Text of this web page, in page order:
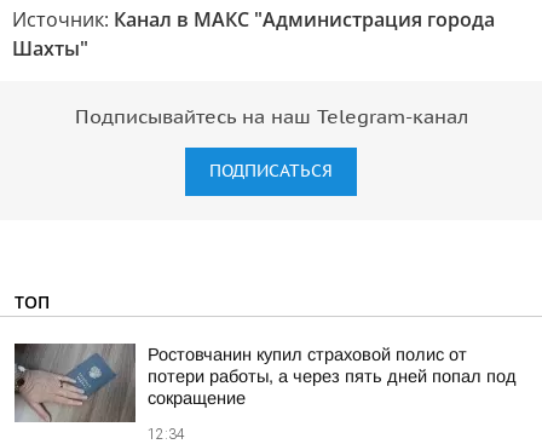
Источник: Канал в МАКС "Администрация города
Шахты"
Подписывайтесь на наш Telegram-канал
ПОДПИСАТЬСЯ
ТОП
Ростовчанин купил страховой полис от
потери работы, а через пять дней попал под
сокращение
12:34